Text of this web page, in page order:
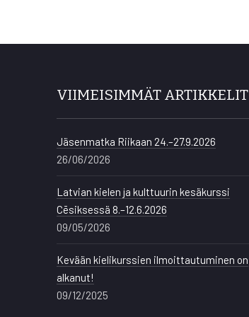
VIIMEISIMMÄT ARTIKKELIT
Jäsenmatka Riikaan 24.–27.9.2026
26/06/2026
Latvian kielen ja kulttuurin kesäkurssi
Cēsiksessä 8.–12.6.2026
09/05/2026
Kevään kielikurssien ilmoittautuminen on
alkanut!
09/12/2025